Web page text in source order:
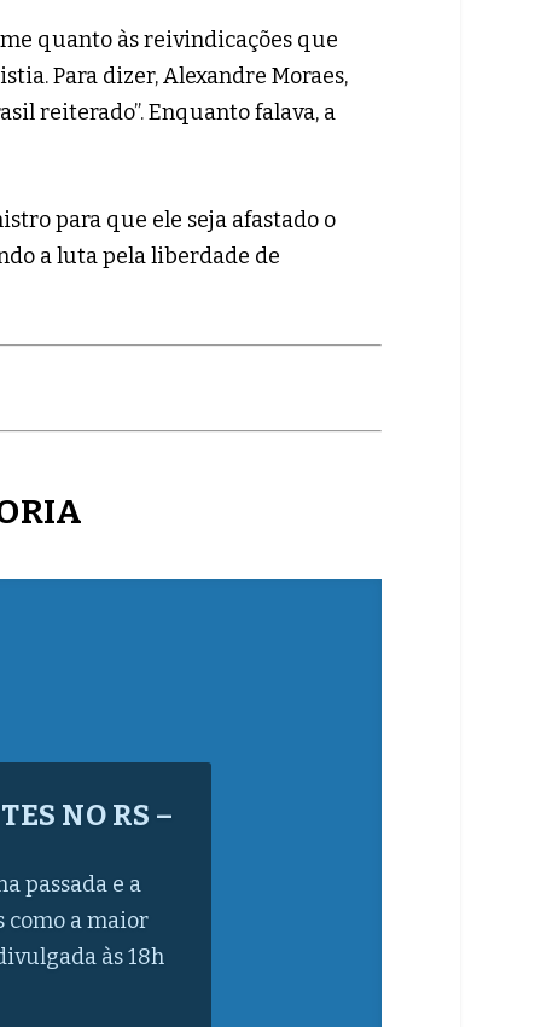
quanto às reivindicações que
Para dizer, Alexandre Moraes,
reiterado”. Enquanto falava, a
para que ele seja afastado o
a luta pela liberdade de
NO RIO
SP
desinfetante,
sabonete,